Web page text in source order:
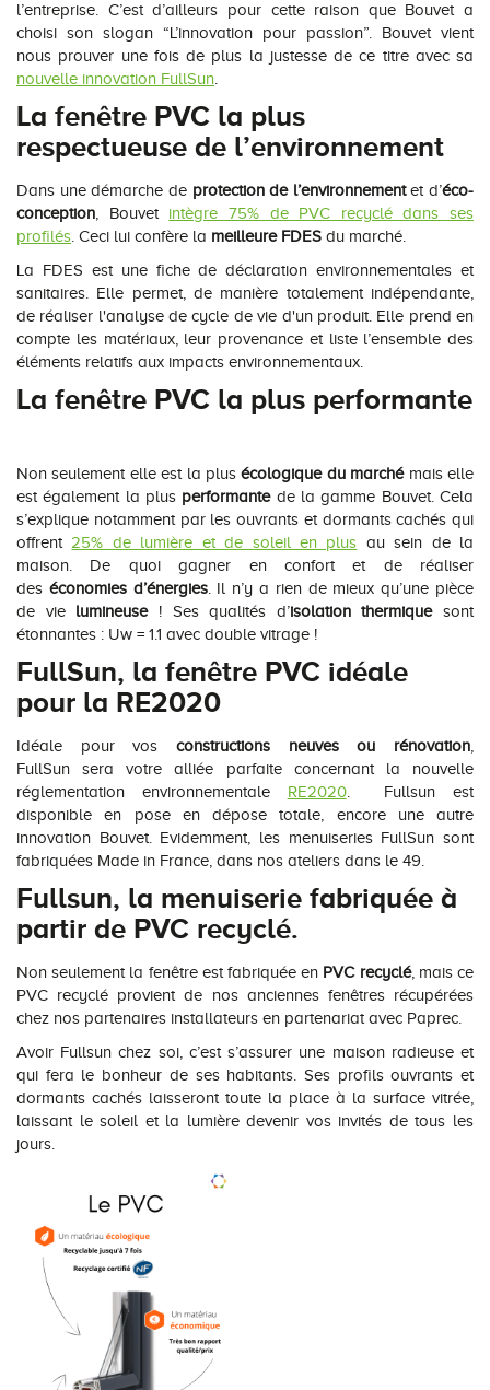
l’entreprise. C’est d’ailleurs pour cette raison que Bouvet a
choisi son slogan “L’innovation pour passion”. Bouvet vient
nous prouver une fois de plus la justesse de ce titre avec sa
nouvelle innovation FullSun
La fenêtre PVC la plus
respectueuse de l’environnement
Dans une démarche de protection de l’environnementet d’éco-
conception , Bouvet intègre 75% de PVC recyclé dans ses
profilés . Ceci lui confère la meilleure FDES du marché.
La FDES est une fiche de déclaration environnementales et
sanitaires. Elle permet, de manière totalement indépendante,
de réaliser l'analyse de cycle de vie d'un produit. Elle prend en
compte les matériaux, leur provenance et liste l’ensemble des
éléments relatifs aux impacts environnementaux.
La fenêtre PVC la plus performante
Non seulement elle est la plusécologique du marchémais elle
est également la plus performantede la gamme Bouvet. Cela
s’explique notamment par les ouvrants et dormants cachés qui
offrent 25% de lumière et de soleil en plus au sein de la
maison. De quoi gagner en confort et de réaliser
des économies d’énergies. Il n’y a rien de mieux qu’une pièce
de vie lumineuse! Ses qualités d’isolation thermiquesont
étonnantes : Uw = 1.1 avec double vitrage !
FullSun, la fenêtre PVC idéale
pour la RE2020
Idéale pour vos constructions neuves ou rénovation
FullSun sera votre alliée parfaite concernant la nouvelle
réglementation environnementale
RE2020. Fullsun est
disponible en pose en dépose totale, encore une autre
innovation Bouvet. Evidemment, les menuiseries FullSun sont
fabriquées Made in France, dans nos ateliers dans le 49.
Fullsun, la menuiserie fabriquée à
partir de PVC recyclé.
Non seulement la fenêtre est fabriquée en PVC recyclé, mais ce
PVC recyclé provient de nos anciennes fenêtres récupérées
chez nos partenaires installateurs en partenariat avec Paprec.
Avoir Fullsun chez soi, c’est s’assurer une maison radieuse et
qui fera le bonheur de ses habitants. Ses profils ouvrants et
dormants cachés laisseront toute la place à la surface vitrée,
laissant le soleil et la lumière devenir vos invités de tous les
jours.